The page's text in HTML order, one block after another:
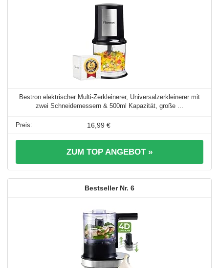
Bestron elektrischer Multi-Zerkleinerer, Universalzerkleinerer mit
zwei Schneidemessern & 500ml Kapazität, große ...
16,99 €
ZUM TOP ANGEBOT »
6